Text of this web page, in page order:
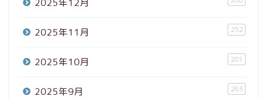
2025年12月
2025年11月 252
2025年10月 281
2025年9月 263